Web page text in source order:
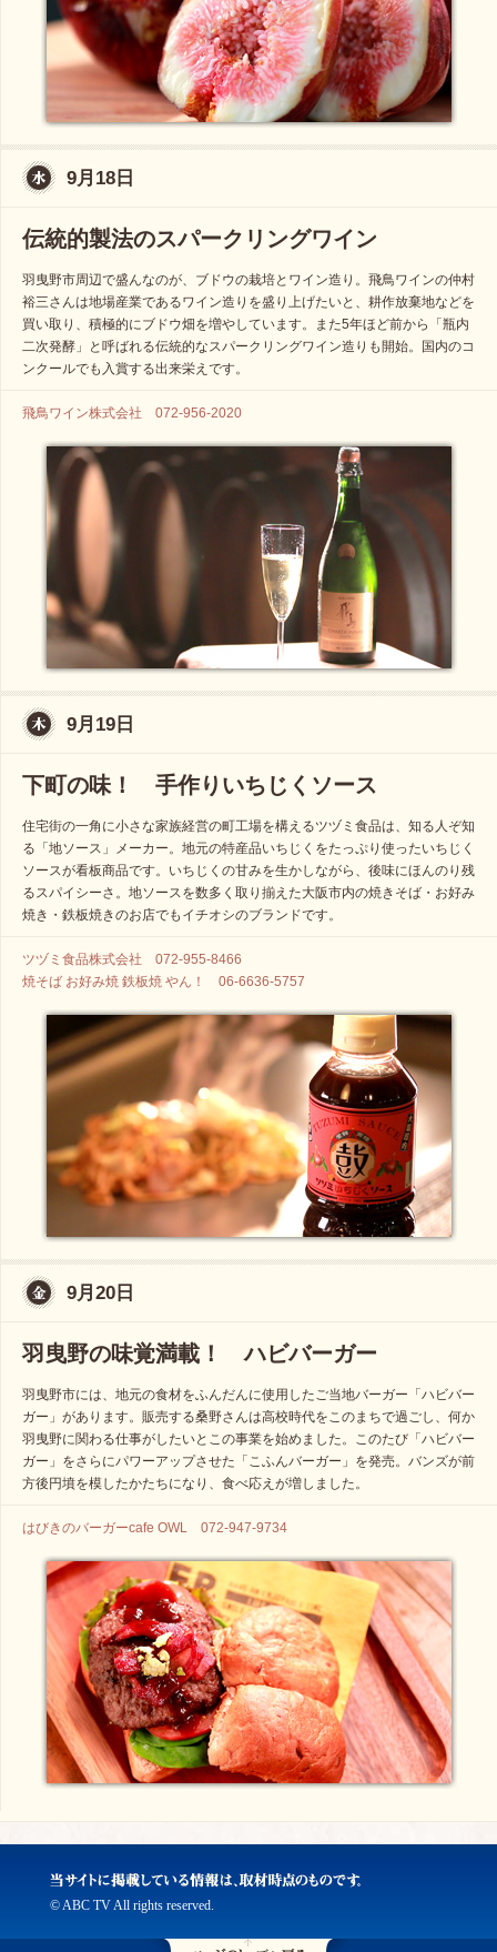
9月18日
伝統的製法のスパークリングワイン
羽曳野市周辺で盛んなのが、ブドウの栽培とワイン造り。飛鳥ワインの仲村
裕三さんは地場産業であるワイン造りを盛り上げたいと、耕作放棄地などを
買い取り、積極的にブドウ畑を増やしています。また5年ほど前から「瓶内
二次発酵」と呼ばれる伝統的なスパークリングワイン造りも開始。国内のコ
ンクールでも入賞する出来栄えです。
飛鳥ワイン株式会社 072-956-2020
9月19日
下町の味！ 手作りいちじくソース
住宅街の一角に小さな家族経営の町工場を構えるツヅミ食品は、知る人ぞ知
る「地ソース」メーカー。地元の特産品いちじくをたっぷり使ったいちじく
ソースが看板商品です。いちじくの甘みを生かしながら、後味にほんのり残
るスパイシーさ。地ソースを数多く取り揃えた大阪市内の焼きそば・お好み
焼き・鉄板焼きのお店でもイチオシのブランドです。
ツヅミ食品株式会社 072-955-8466
焼そば お好み焼 鉄板焼 やん！ 06-6636-5757
9月20日
羽曳野の味覚満載！ ハビバーガー
羽曳野市には、地元の食材をふんだんに使用したご当地バーガー「ハビバー
ガー」があります。販売する桑野さんは高校時代をこのまちで過ごし、何か
羽曳野に関わる仕事がしたいとこの事業を始めました。このたび「ハビバー
ガー」をさらにパワーアップさせた「こふんバーガー」を発売。バンズが前
方後円墳を模したかたちになり、食べ応えが増しました。
はびきのバーガーcafe OWL 072-947-9734
© ABC TV All rights reserved.